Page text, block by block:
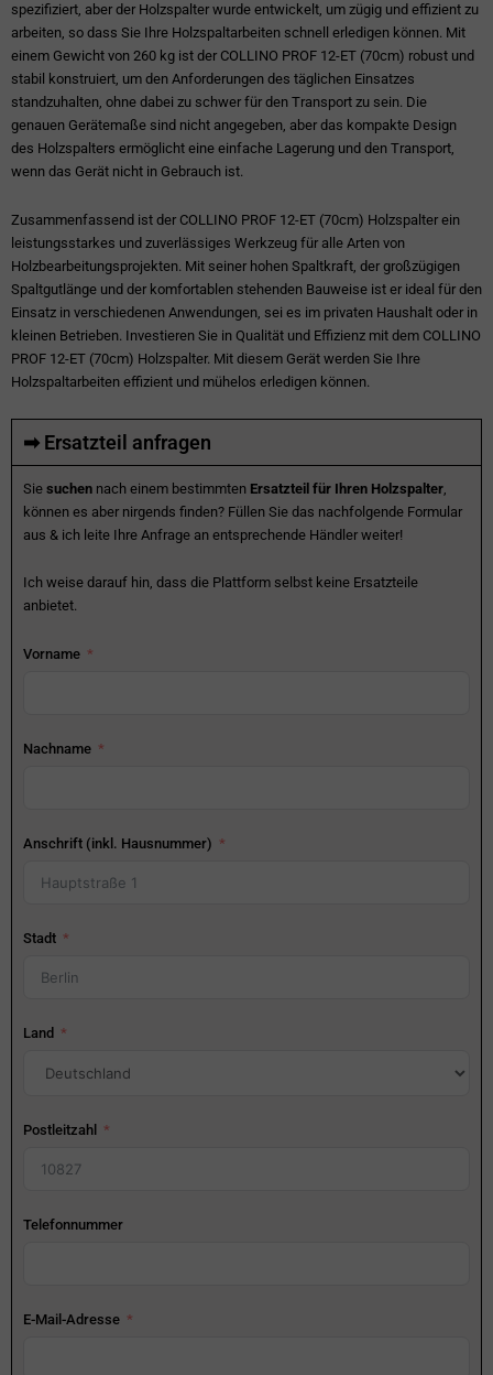
spezifiziert, aber der Holzspalter wurde entwickelt, um zügig und effizient zu
arbeiten, so dass Sie Ihre Holzspaltarbeiten schnell erledigen können. Mit
einem Gewicht von 260 kg ist der COLLINO PROF 12-ET (70cm) robust und
stabil konstruiert, um den Anforderungen des täglichen Einsatzes
standzuhalten, ohne dabei zu schwer für den Transport zu sein. Die
genauen Gerätemaße sind nicht angegeben, aber das kompakte Design
des Holzspalters ermöglicht eine einfache Lagerung und den Transport,
wenn das Gerät nicht in Gebrauch ist.
Zusammenfassend ist der COLLINO PROF 12-ET (70cm) Holzspalter ein
leistungsstarkes und zuverlässiges Werkzeug für alle Arten von
Holzbearbeitungsprojekten. Mit seiner hohen Spaltkraft, der großzügigen
Spaltgutlänge und der komfortablen stehenden Bauweise ist er ideal für den
Einsatz in verschiedenen Anwendungen, sei es im privaten Haushalt oder in
kleinen Betrieben. Investieren Sie in Qualität und Effizienz mit dem COLLINO
PROF 12-ET (70cm) Holzspalter. Mit diesem Gerät werden Sie Ihre
Holzspaltarbeiten effizient und mühelos erledigen können.
➡ Ersatzteil anfragen
Sie suchen nach einem bestimmten Ersatzteil für Ihren Holzspalter
können es aber nirgends finden? Füllen Sie das nachfolgende Formular
aus & ich leite Ihre Anfrage an entsprechende Händler weiter!
Ich weise darauf hin, dass die Plattform selbst keine Ersatzteile
anbietet.
Vorname
Nachname
Anschrift (inkl. Hausnummer)
Stadt
Land
Postleitzahl
Telefonnummer
E-Mail-Adresse